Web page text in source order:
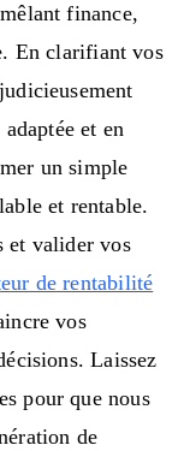
finance,
En clarifiant vos
et en
un simple
et rentable.
et valider vos
de rentabilité
vos
Laissez
pour que nous
de